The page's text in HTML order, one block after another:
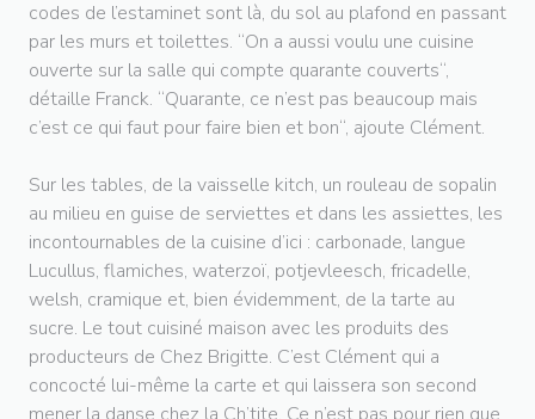
codes de l’estaminet sont là, du sol au plafond en passant
par les murs et toilettes. “On a aussi voulu une cuisine
ouverte sur la salle qui compte quarante couverts“,
détaille Franck. “Quarante, ce n’est pas beaucoup mais
c’est ce qui faut pour faire bien et bon“, ajoute Clément.
Sur les tables, de la vaisselle kitch, un rouleau de sopalin
au milieu en guise de serviettes et dans les assiettes, les
incontournables de la cuisine d’ici : carbonade, langue
Lucullus, flamiches, waterzoï, potjevleesch, fricadelle,
welsh, cramique et, bien évidemment, de la tarte au
sucre. Le tout cuisiné maison avec les produits des
producteurs de Chez Brigitte. C’est Clément qui a
concocté lui-même la carte et qui laissera son second
mener la danse chez la Ch’tite. Ce n’est pas pour rien que